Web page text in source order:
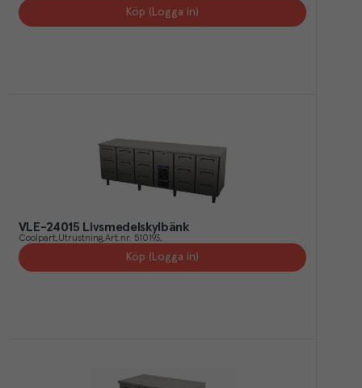
Köp (Logga in)
VLE-24015 Livsmedelskylbänk
Coolpart Utrustning Art.nr. 510193
Köp (Logga in)